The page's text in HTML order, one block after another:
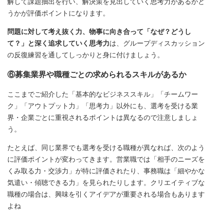
うかが評価ポイントになります。
問題に対して考え抜く力、物事に向き合って「なぜ？どうし
て？」と深く追求していく思考力は、グループディスカッション
の反復練習を通してしっかりと身に付けましょう。
⑥募集業界や職種ごとの求められるスキルがあるか
ここまでご紹介した「基本的なビジネススキル」「チームワー
ク」「アウトプット力」「思考力」以外にも、選考を受ける業
界・企業ごとに重視されるポイントは異なるので注意しましょ
う。
たとえば、同じ業界でも選考を受ける職種が異なれば、次のよう
に評価ポイントが変わってきます。営業職では「相手のニーズを
くみ取る力・交渉力」が特に評価されたり、事務職は「細やかな
気遣い・傾聴できる力」を見られたりします。クリエイティブな
職種の場合は、興味を引くアイデアが重要される場合もあります
よね